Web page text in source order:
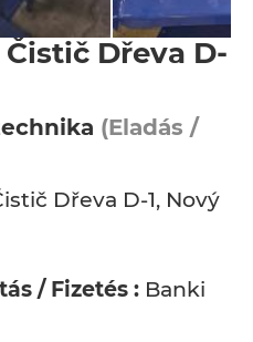
Dřeva D-
(Eladás /
Dřeva D-1, Nový
/ Fizetés : Banki